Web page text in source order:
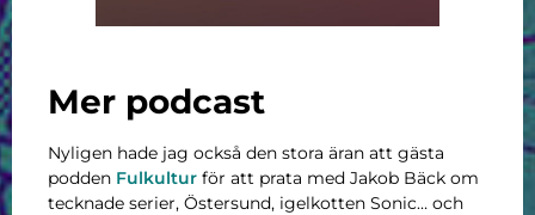
Mer podcast
Nyligen hade jag också den stora äran att gästa
podden Fulkultur för att prata med Jakob Bäck om
tecknade serier, Östersund, igelkotten Sonic… och